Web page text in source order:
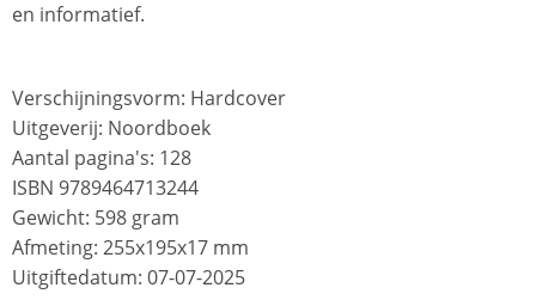
en informatief.
Verschijningsvorm: Hardcover
Uitgeverij: Noordboek
Aantal pagina's: 128
ISBN 9789464713244
Gewicht: 598 gram
Afmeting: 255x195x17 mm
Uitgiftedatum: 07-07-2025